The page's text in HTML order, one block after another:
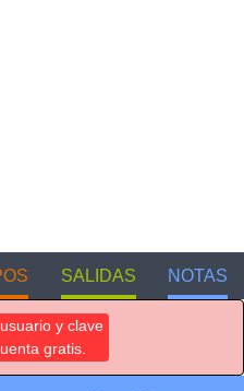
SALIDAS NOTAS
y clave
gratis.